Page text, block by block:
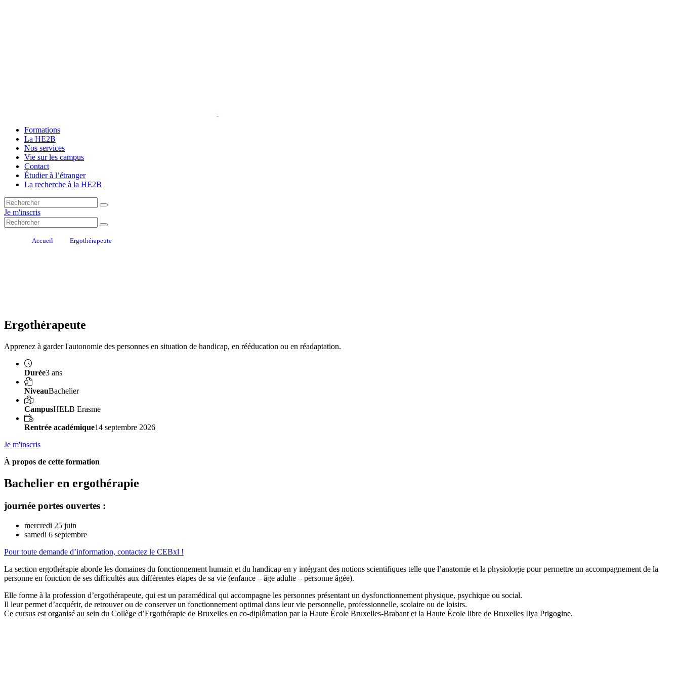
Formations
La HE2B
Nos services
Vie sur les campus
Contact
Étudier à l’étranger
La recherche à la HE2B
Je m'inscris
Accueil Ergothérapeute
Ergothérapeute
Apprenez à garder l'autonomie des personnes en situation de handicap, en rééducation ou en réadaptation.
Durée3 ans
NiveauBachelier
CampusHELB Erasme
Rentrée académique14 septembre 2026
Je m'inscris
À propos de cette formation
Bachelier en ergothérapie
journée portes ouvertes :
mercredi 25 juin
samedi 6 septembre
Pour toute demande d’information, contactez le CEBxl !
La section ergothérapie aborde les domaines du fonctionnement humain et du handicap en y intégrant des notions scientifiques telle que l’anatomie et la physiologie pour permettre un accompagnement de la
personne en fonction de ses difficultés aux différentes étapes de sa vie (enfance – âge adulte – personne âgée).
Elle forme à la profession d’ergothérapeute, qui est un paramédical qui accompagne les personnes présentant un dysfonctionnement physique, psychique ou social.
Il leur permet d’acquérir, de retrouver ou de conserver un fonctionnement optimal dans leur vie personnelle, professionnelle, scolaire ou de loisirs.
Ce cursus est organisé au sein du Collège d’Ergothérapie de Bruxelles en co-diplômation par la Haute École Bruxelles-Brabant et la Haute École libre de Bruxelles Ilya Prigogine.